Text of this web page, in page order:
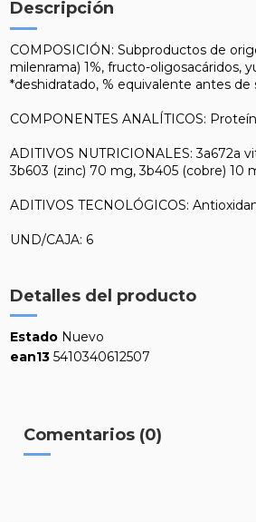
Descripción
COMPOSICIÓN: Subproductos de
milenrama) 1%, fructo-oligosacáridos,
*deshidratado, % equivalente antes de
COMPONENTES ANALÍTICOS:
ADITIVOS NUTRICIONALES: 3a672a
3b603 (zinc) 70 mg, 3b405 (cobre) 10
ADITIVOS TECNOLÓGICOS:
UND/CAJA: 6
Detalles del producto
Estado Nuevo
ean13 5410340612507
Comentarios (0)